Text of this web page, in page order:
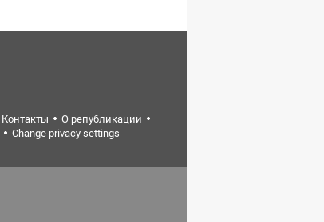
Контакты
О републикации
Change privacy settings